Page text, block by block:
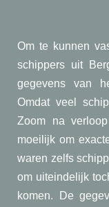
Om te kunnen
schippers uit
gegevens van
Omdat veel
Zoom na
moeilijk om
waren zelfs
om uiteindelijk
komen. De